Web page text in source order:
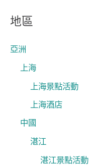
關
鍵
字
地區
亞洲
上海
上海景點活動
上海酒店
中國
湛江
湛江景點活動